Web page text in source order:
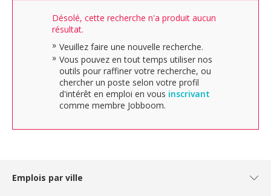
Désolé, cette recherche n'a produit aucun
résultat.
Veuillez faire une nouvelle recherche.
Vous pouvez en tout temps utiliser nos
outils pour raffiner votre recherche, ou
chercher un poste selon votre profil
d'intérêt en emploi en vous inscrivant
comme membre Jobboom.
Emplois par ville